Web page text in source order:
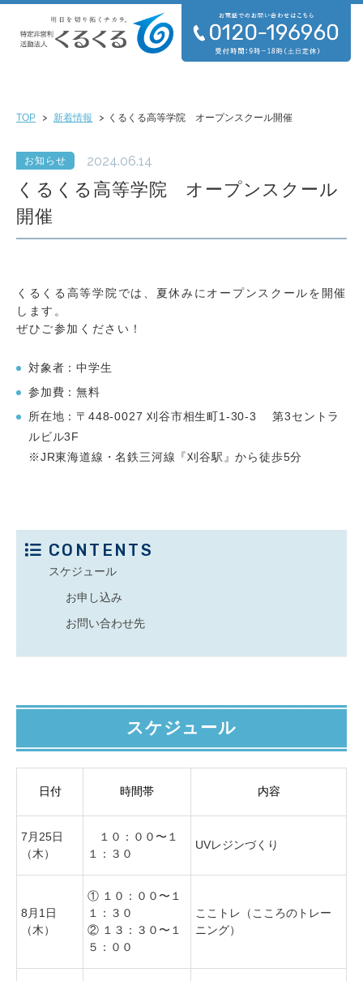
TOP 新着情報 くるくる高等学院 オープンスクール開催
お知らせ 2024.06.14
くるくる高等学院 オープンスクール
開催
くるくる高等学院では、夏休みにオープンスクールを開催
します。
ぜひご参加ください！
対象者：中学生
参加費：無料
所在地：〒448-0027 刈谷市相生町1-30-3 第3セントラ
ルビル3F
※JR東海道線・名鉄三河線『刈谷駅』から徒歩5分
CONTENTS
スケジュール
お申し込み
お問い合わせ先
スケジュール
日付 時間帯 内容
7月25日
（木）
１０：００〜１
１：３０
UVレジンづくり
8月1日
（木）
① １０：００〜１
１：３０
② １３：３０〜１
５：００
ここトレ（こころのトレー
ニング）